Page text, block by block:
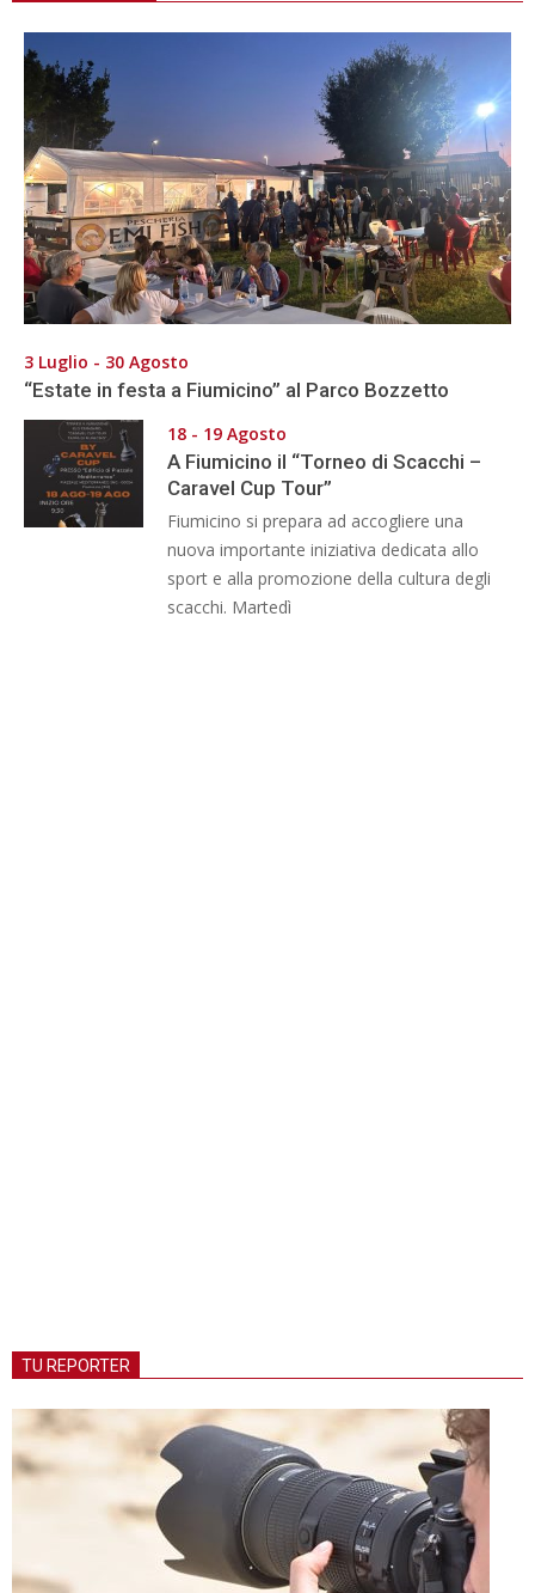
3 Luglio - 30 Agosto
“Estate in festa a Fiumicino” al Parco Bozzetto
18 - 19 Agosto
A Fiumicino il “Torneo di Scacchi –
Caravel Cup Tour”
Fiumicino si prepara ad accogliere una
nuova importante iniziativa dedicata allo
sport e alla promozione della cultura degli
scacchi. Martedì
TU REPORTER